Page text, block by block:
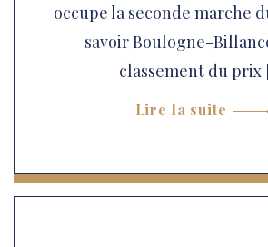
occupe la seconde marche
savoir Boulogne-
classement du prix
Lire la suite